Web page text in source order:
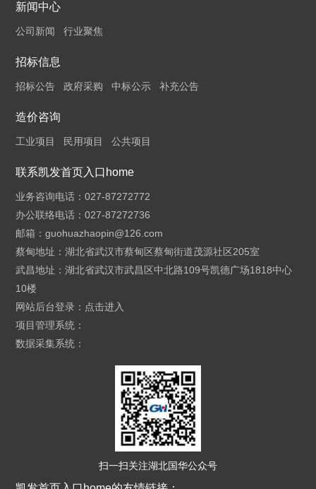
新闻中心
公司新闻 行业聚焦
招标信息
招标公告 政府采购 中标公示 补充公告
造价咨询
工业项目 民用项目 公共项目
联系凯发首页入口home
业务咨询电话：027-87272772
办公联络电话：027-87272736
邮箱：guohuazhaopin@126.com
蔡甸地址：湖北省武汉市蔡甸区蔡甸街道茂源社区205室
武昌地址：湖北省武汉市武昌区中北路109号凯德广场1818中心
10楼
网站后台登录： 点击进入
项目管理系统：
数据采集系统：
扫一扫关注湖北国华公众号